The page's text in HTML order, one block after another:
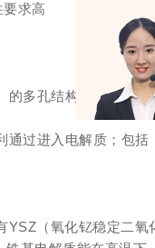
求高
多孔结构复合材料，
通过进入电解质；包
YSZ（氧化钇稳定二